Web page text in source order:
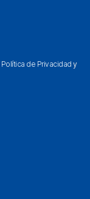
Política de Privacidad y